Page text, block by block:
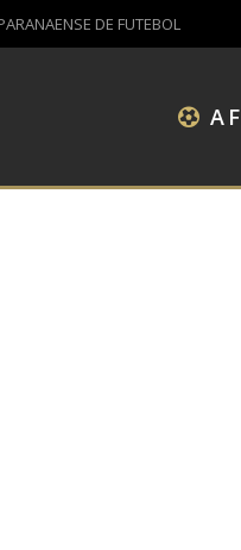
DE FUTEBOL
A